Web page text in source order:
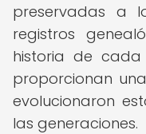
preservadas a
registros
historia de
proporcionan
evolucionaron
las generaciones.